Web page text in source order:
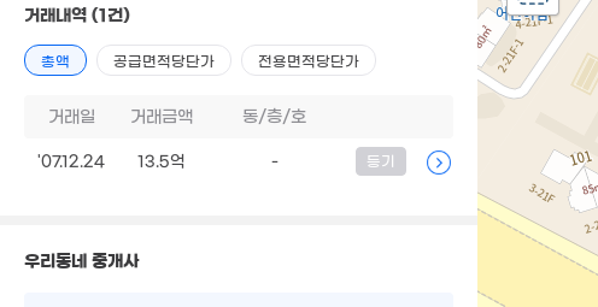
거래내역 (1건)
총액 공급면적당단가 전용면적당단가
거래일 거래금액 동/층/호
'07.12.24 13.5억 - 등기
우리동네 중개사